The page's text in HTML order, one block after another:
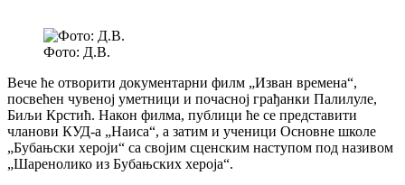
Фото: Д.В.
Вече ће отворити документарни филм „Изван времена“,
посвећен чувеној уметници и почасној грађанки Палилуле,
Биљи Крстић. Након филма, публици ће се представити
чланови КУД-а „Наиса“, а затим и ученици Основне школе
„Бубањски хероји“ са својим сценским наступом под називом
„Шаренолико из Бубањских хероја“.